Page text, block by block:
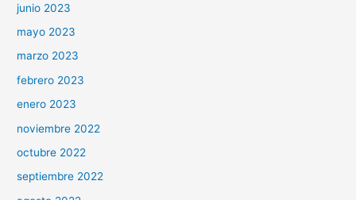
junio 2023
mayo 2023
marzo 2023
febrero 2023
enero 2023
noviembre 2022
octubre 2022
septiembre 2022